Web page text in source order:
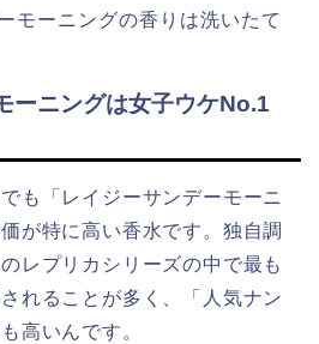
モーニングの香りは洗いたて
ーニングは女子ウケNo.1
も「レイジーサンデーモーニ
が特に高い香水です。独自調
レプリカシリーズの中で最も
れることが多く、「人気ナン
高いんです。